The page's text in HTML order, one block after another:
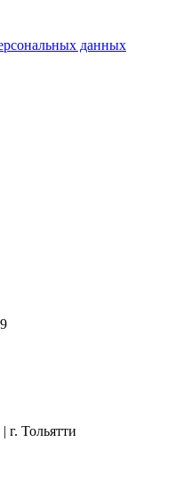
данных
Тольятти